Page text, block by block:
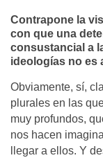
Contrapone la
con que una
consustancial a
ideologías no es
Obviamente, sí,
plurales en las
muy profundos,
nos hacen
llegar a ellos. Y